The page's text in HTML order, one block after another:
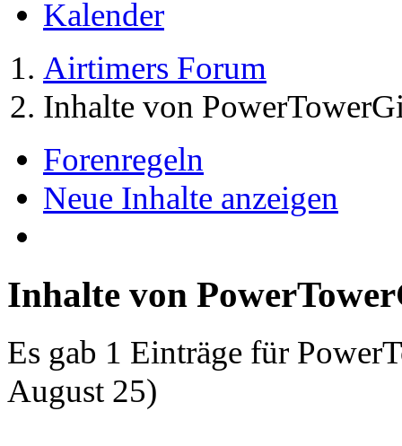
Kalender
Airtimers Forum
Inhalte von
Forenregeln
Neue Inhalte anzeigen
Inhalte von
Es gab 1 Einträge für
August 25)